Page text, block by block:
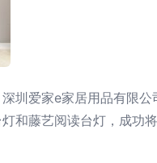
圳爱家e家居用品有限
藤艺阅读台灯，成功